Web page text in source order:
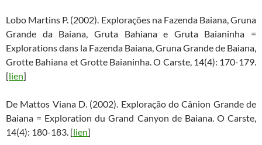
Lobo Martins P. (2002). Explorações na Fazenda Baiana, Gruna
Grande da Baiana, Gruta Bahiana e Gruta Baianinha =
Explorations dans la Fazenda Baiana, Gruna Grande de Baiana,
Grotte Bahiana et Grotte Baianinha. O Carste, 14(4): 170-179.
[lien]
De Mattos Viana D. (2002). Exploração do Cânion Grande de
Baiana = Exploration du Grand Canyon de Baiana. O Carste,
14(4): 180-183. [lien]